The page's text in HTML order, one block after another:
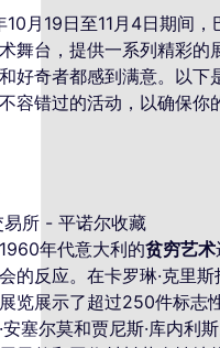
月19日至11月4日期间，
舞台，提供一系列精彩的
好奇者都感到满意。以下
容错过的活动，以确保你
易所 - 平诺尔收藏
年代意大利的贫穷艺术
的反应。在卡罗琳·克里
览展示了超过250件标志
安塞尔莫和贾尼斯·库内利